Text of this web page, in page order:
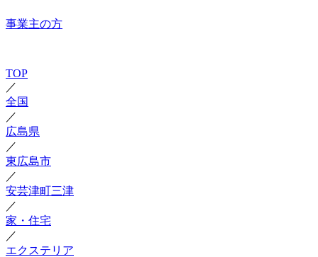
事業主の方
TOP
／
全国
／
広島県
／
東広島市
／
安芸津町三津
／
家・住宅
／
エクステリア